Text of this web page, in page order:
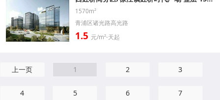
1570m²
青浦区诸光路高光路
1.5 元/m²⋅天起
上一页 1 2 3
4 5 6 7